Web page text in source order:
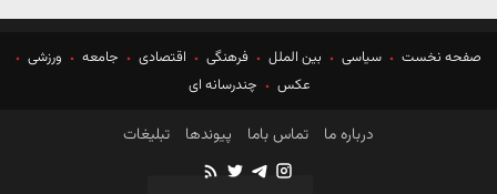
صفحه نخست سیاسی بین الملل فرهنگی اقتصادی جامعه
ورزشی
عکس
چندرسانه ای
درباره ما تماس باما پیوندها تبلیغات